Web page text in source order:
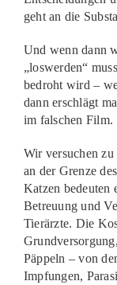
geht an die
Und wenn dann
„loswerden“
bedroht wird –
dann erschlägt
im falschen Film.
Wir versuchen
an der Grenze
Katzen bedeuten
Betreuung und
Tierärzte. Die
Päppeln – von
Impfungen,